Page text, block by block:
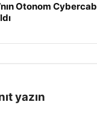
Otonom
yazın